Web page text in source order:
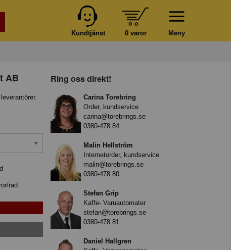
Meny
0 varor
Kundtjänst
AB
rad
Ring oss direkt!
Carina Torebring
Order, kundservice
carina@torebrings.se
0380-478 84
Malin Hellström
Internetorder, kundservice
malin@torebrings.se
0380-478 80
Stefan Grip
Kaffe- Varuautomater
stefan@torebrings.se
0380-478 81
Daniel Hallgren